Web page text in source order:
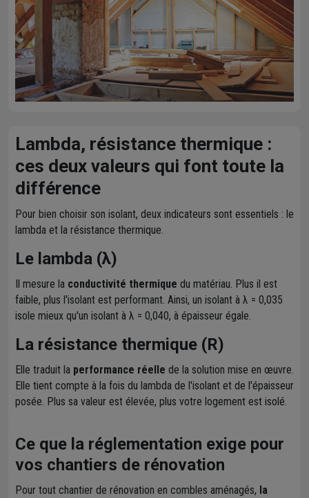
Lambda, résistance thermique :
ces deux valeurs qui font toute la
différence
Pour bien choisir son isolant, deux indicateurs sont essentiels : le
lambda et la résistance thermique.
Le lambda (λ)
Il mesure la conductivité thermique du matériau. Plus il est
faible, plus l'isolant est performant. Ainsi, un isolant à λ = 0,035
isole mieux qu'un isolant à λ = 0,040, à épaisseur égale.
La résistance thermique (R)
Elle traduit la performance réelle de la solution mise en œuvre.
Elle tient compte à la fois du lambda de l'isolant et de l'épaisseur
posée. Plus sa valeur est élevée, plus votre logement est isolé.
Ce que la réglementation exige pour
vos chantiers de rénovation
Pour tout chantier de rénovation en combles aménagés, la